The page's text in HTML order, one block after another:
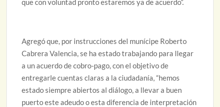
que con voluntad pronto estaremos ya de acuerdo”.
Agregó que, por instrucciones del munícipe Roberto
Cabrera Valencia, se ha estado trabajando para llegar
a un acuerdo de cobro-pago, con el objetivo de
entregarle cuentas claras a la ciudadanía, “hemos
estado siempre abiertos al diálogo, a llevar a buen
puerto este adeudo o esta diferencia de interpretación